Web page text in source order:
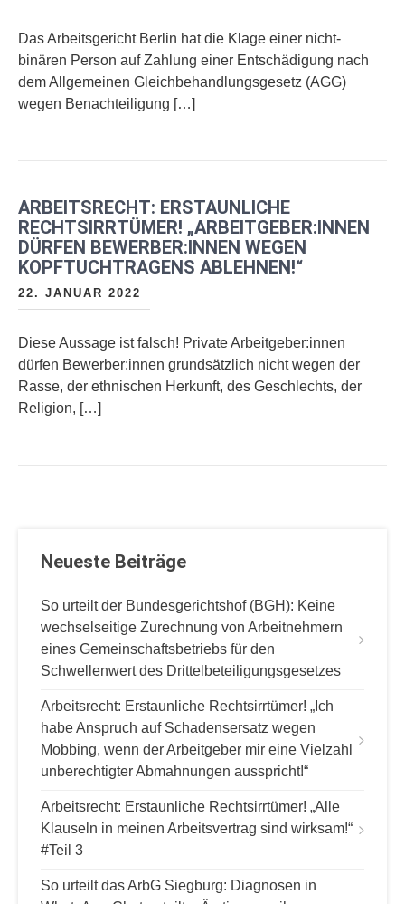
Das Arbeitsgericht Berlin hat die Klage einer nicht-
binären Person auf Zahlung einer Entschädigung nach
dem Allgemeinen Gleichbehandlungsgesetz (AGG)
wegen Benachteiligung […]
ARBEITSRECHT: ERSTAUNLICHE
RECHTSIRRTÜMER! „ARBEITGEBER:INNEN
DÜRFEN BEWERBER:INNEN WEGEN
KOPFTUCHTRAGENS ABLEHNEN!“
22. JANUAR 2022
Diese Aussage ist falsch! Private Arbeitgeber:innen
dürfen Bewerber:innen grundsätzlich nicht wegen der
Rasse, der ethnischen Herkunft, des Geschlechts, der
Religion, […]
Neueste Beiträge
So urteilt der Bundesgerichtshof (BGH): Keine
wechselseitige Zurechnung von Arbeitnehmern
eines Gemeinschaftsbetriebs für den
Schwellenwert des Drittelbeteiligungsgesetzes
Arbeitsrecht: Erstaunliche Rechtsirrtümer! „Ich
habe Anspruch auf Schadensersatz wegen
Mobbing, wenn der Arbeitgeber mir eine Vielzahl
unberechtigter Abmahnungen ausspricht!“
Arbeitsrecht: Erstaunliche Rechtsirrtümer! „Alle
Klauseln in meinen Arbeitsvertrag sind wirksam!“
#Teil 3
So urteilt das ArbG Siegburg: Diagnosen in